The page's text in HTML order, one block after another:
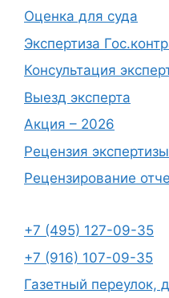
Оценка для суда
Экспертиза
Консультация
Выезд эксперта
Акция – 2026
Рецензия экспертизы
Рецензирование
+7 (495) 127-09-35
+7 (916) 107-09-35
Газетный переулок,